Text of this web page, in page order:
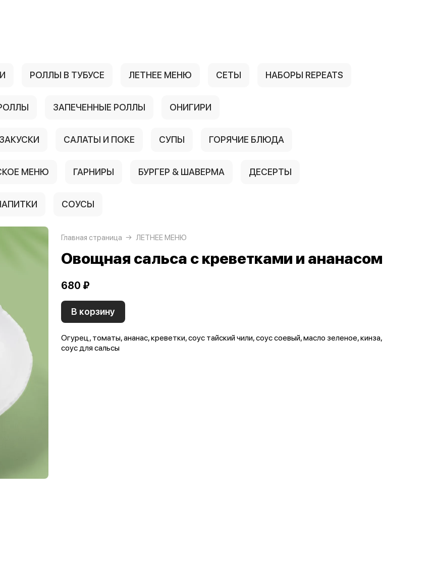
РОЛЛЫ В ТУБУСЕ ЛЕТНЕЕ МЕНЮ СЕТЫ НАБОРЫ REPEATS
ЗАПЕЧЕННЫЕ РОЛЛЫ ОНИГИРИ
ЗАКУСКИ САЛАТЫ И ПОКЕ СУПЫ ГОРЯЧИЕ БЛЮДА
МЕНЮ ГАРНИРЫ БУРГЕР & ШАВЕРМА ДЕСЕРТЫ
СОУСЫ
Главная страница ЛЕТНЕЕ МЕНЮ
Овощная сальса с креветками и ананасом
680 ₽
В корзину
Огурец, томаты, ананас, креветки, соус тайский чили, соус соевый, масло зеленое, кинза,
соус для сальсы